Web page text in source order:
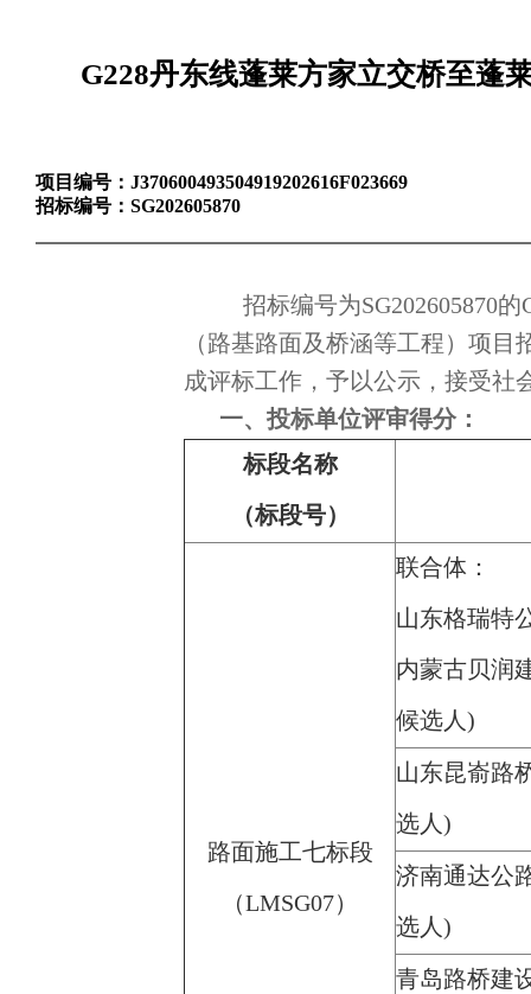
G228丹东线蓬莱方家立交桥至蓬
项目编号： J370600493504919202616F023669
招标编号： SG202605870
招标编号为SG202605870
（路基路面及桥涵等工程）项目
成评标工作，予以公示，接受社
一、投标单位评审得分：
标段名称
（标段号）
路面施工七标段
（LMSG07）
联合体：
山东格瑞特
内蒙古贝润
候选人)
山东昆嵛路
选人)
济南通达公
选人)
青岛路桥建